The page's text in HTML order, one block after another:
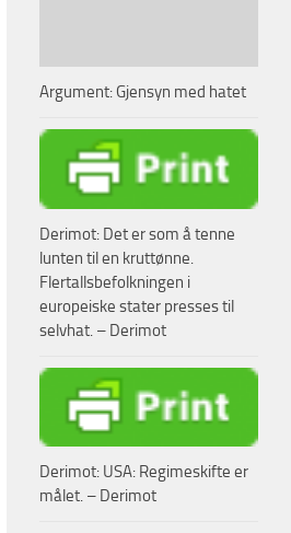
Argument: Gjensyn med hatet
Derimot: Det er som å tenne
lunten til en kruttønne.
Flertallsbefolkningen i
europeiske stater presses til
selvhat. – Derimot
Derimot: USA: Regimeskifte er
målet. – Derimot